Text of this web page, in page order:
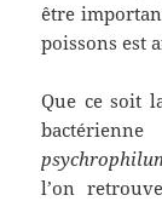
être
poissons est
Que ce soit
l’on